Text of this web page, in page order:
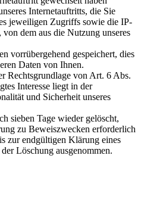
Internetauftritts, die Sie
jeweiligen Zugriffs sowie die IP-
von dem aus die Nutzung unseres
vorrübergehend gespeichert, dies
Daten von Ihnen.
Rechtsgrundlage von Art. 6 Abs.
Interesse liegt in der
und Sicherheit unseres
sieben Tage wieder gelöscht,
zu Beweiszwecken erforderlich
zur endgültigen Klärung eines
Löschung ausgenommen.